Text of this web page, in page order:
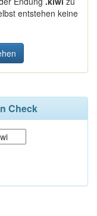
entstehen keine
Check